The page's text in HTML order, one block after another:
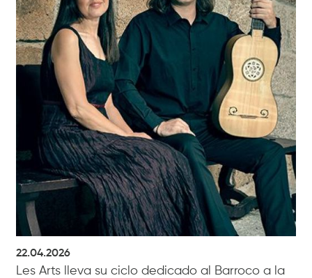
22.04.2026
Les Arts lleva su ciclo dedicado al Barroco a la